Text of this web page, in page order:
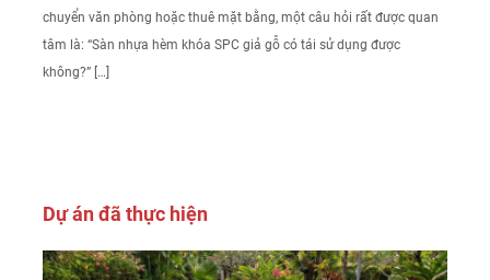
chuyển văn phòng hoặc thuê mặt bằng, một câu hỏi rất được quan
tâm là: “Sàn nhựa hèm khóa SPC giả gỗ có tái sử dụng được
không?” […]
Dự án đã thực hiện